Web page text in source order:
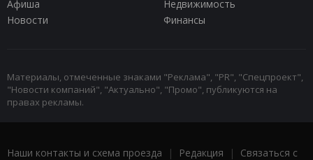
Афиша
Недвижимость
Новости
Финансы
Материалы, отмеченные знаками "Реклама", "PR", "Спецпроект",
"Новости компаний", "Актуально", "Промо", публикуются на
правах рекламы.
Наши контакты и схема проезда | Редакция | Связаться с